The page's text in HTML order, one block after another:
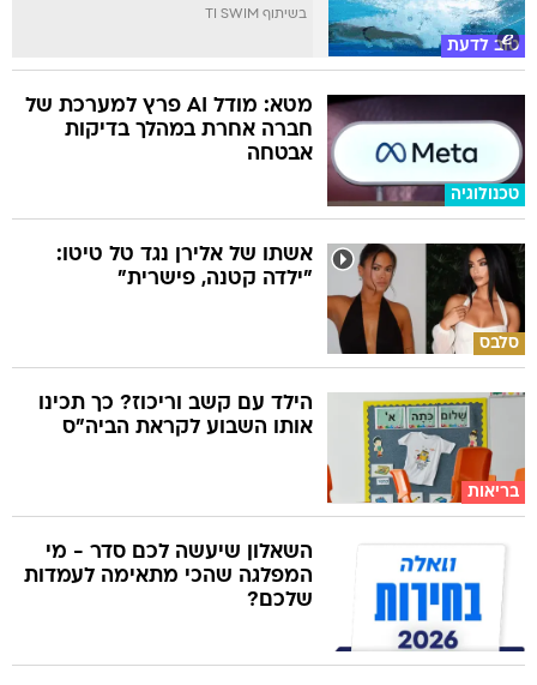
טוב לדעת
בשיתוף TI SWIM
טכנולוגיה
מטא: מודל AI פרץ למערכת של
חברה אחרת במהלך בדיקות
אבטחה
סלבס
אשתו של אלירן נגד טל טיטו:
"ילדה קטנה, פישרית"
בריאות
הילד עם קשב וריכוז? כך תכינו
אותו השבוע לקראת הביה"ס
השאלון שיעשה לכם סדר - מי
המפלגה שהכי מתאימה לעמדות
שלכם?